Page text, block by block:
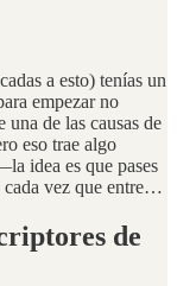
a esto) tenías un
empezar no
de las causas de
eso trae algo
idea es que pases
cada vez que entre…
de